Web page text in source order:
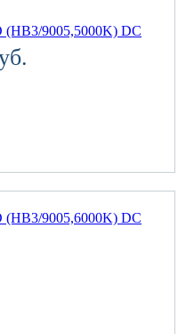
(HB3/9005,5000K) DC